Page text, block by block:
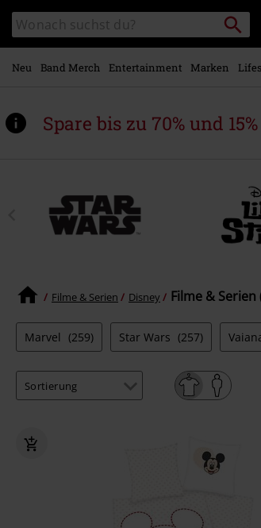
Hauptinhalt
springen
Katalog
durchsuchen
suchen
Neu Band Merch Entertainment Marken
Spare bis zu 70% und
Filme & Serien Disney Filme & Serien
Marvel (259) Star Wars (257)